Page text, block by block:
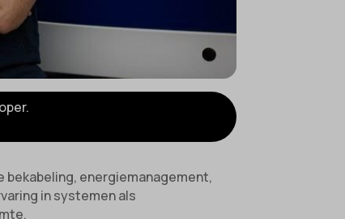
energiemanagement,
in systemen als